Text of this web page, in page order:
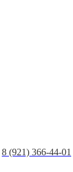
8 (921) 366-44-01